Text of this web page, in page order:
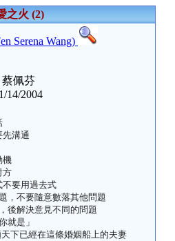
之火 (2)
Serena Wang)
蔡佩芬
14/2004
先溝通
機
方
要用過去式
，不要隨意數落其他問題
後解決意見不同的問題
就是」
下已經在這條婚姻船上的夫妻